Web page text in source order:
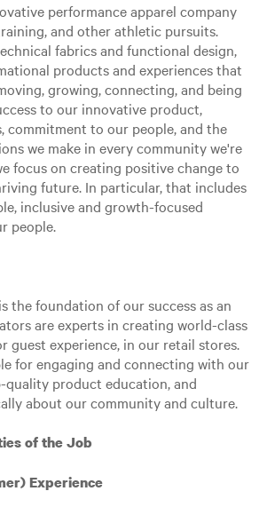
performance apparel company
and other athletic pursuits.
fabrics and functional design,
products and experiences that
growing, connecting, and being
to our innovative product,
commitment to our people, and the
we make in every community we're
focus on creating positive change to
future. In particular, that includes
inclusive and growth-focused
people.
the foundation of our success as an
are experts in creating world-class
guest experience, in our retail stores.
for engaging and connecting with our
quality product education, and
about our community and culture.
of the Job
Experience